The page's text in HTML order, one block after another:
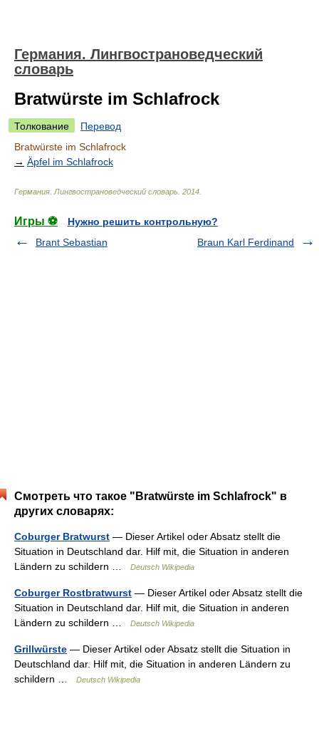
Германия. Лингвострановедческий
словарь
Bratwürste im Schlafrock
Толкование
Перевод
Bratwürste im Schlafrock
→ Äpfel im Schlafrock
Германия. Лингвострановедческий словарь 2014
Игры ⚽
Нужно решить контрольную?
Brant Sebastian
Braun Karl Ferdinand
Смотреть что такое "Bratwürste im Schlafrock" в
других словарях:
Coburger Bratwurst — Dieser Artikel oder Absatz stellt die
Situation in Deutschland dar. Hilf mit, die Situation in anderen
Ländern zu schildern …
Deutsch Wikipedia
Coburger Rostbratwurst — Dieser Artikel oder Absatz stellt die
Situation in Deutschland dar. Hilf mit, die Situation in anderen
Ländern zu schildern …
Deutsch Wikipedia
Grillwürste — Dieser Artikel oder Absatz stellt die Situation in
Deutschland dar. Hilf mit, die Situation in anderen Ländern zu
schildern …
Deutsch Wikipedia